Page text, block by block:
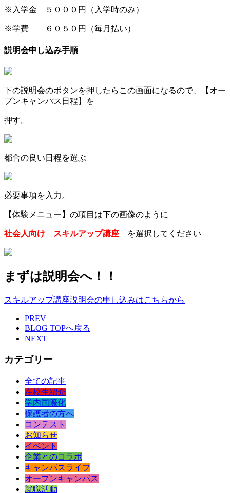
※入学金 ５０００円（入学時のみ）
※学費 ６０５０円（毎月払い）
説明会申し込み手順
下の説明会のボタンを押したらこの画面になるので、【オー
プンキャンパス日程】を
押す。
都合の良い日程を選ぶ
必要事項を入力。
【体験メニュー】の項目は下の画像のように
社会人向け スキルアップ講座 を選択してください
まずは説明会へ！！
スキルアップ講座説明会の申し込みはこちらから
PREV
BLOG TOPへ戻る
NEXT
カテゴリー
全ての記事
在校生紹介
学内国際化
保護者の方へ
コンテスト
お知らせ
イベント
企業とのコラボ
キャンパスライフ
オープンキャンパス
就職活動